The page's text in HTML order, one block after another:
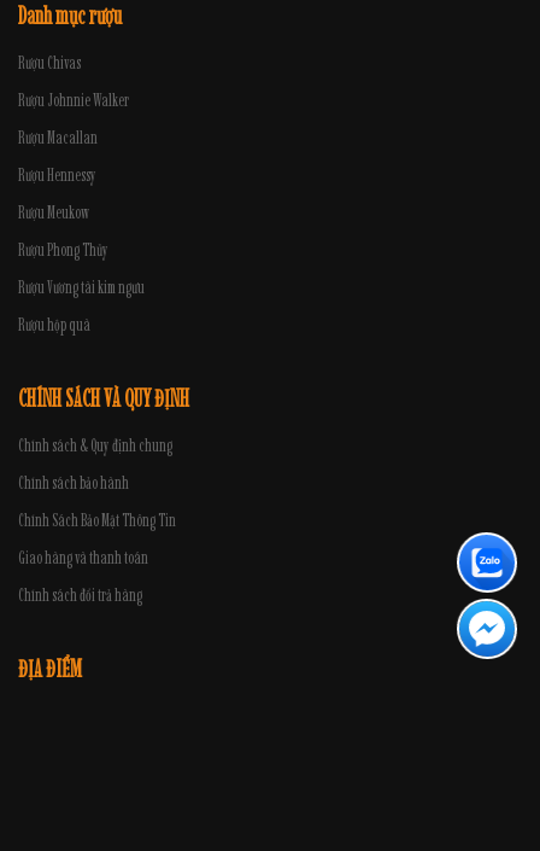
Danh mục rượu
Rượu Chivas
Rượu Johnnie Walker
Rượu Macallan
Rượu Hennessy
Rượu Meukow
Rượu Phong Thủy
Rượu Vương tài kim ngưu
Rượu hộp quà
CHÍNH SÁCH VÀ QUY ĐỊNH
Chính sách & Quy định chung
Chính sách bảo hành
Chính Sách Bảo Mật Thông Tin
Giao hàng và thanh toán
Chính sách đổi trả hàng
ĐỊA ĐIỂM